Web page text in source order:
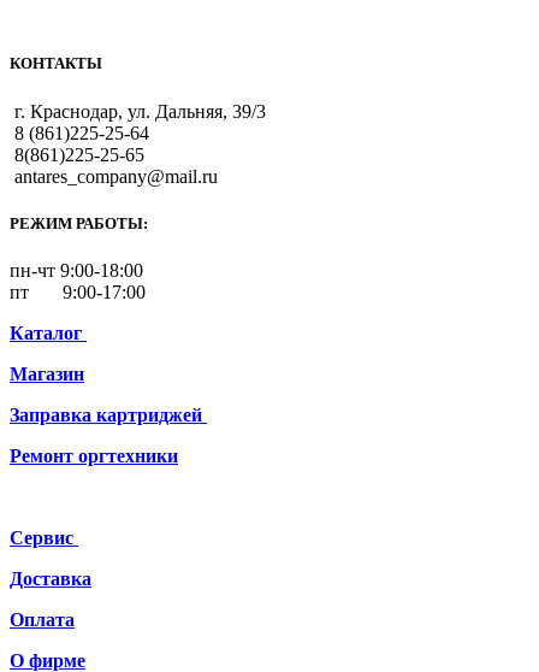
КОНТАКТЫ
г. Краснодар, ул. Дальняя, 39/3
8 (861)225-25-64
8(861)225-25-65
antares_company@mail.ru
РЕЖИМ РАБОТЫ:
пн-чт 9:00-18:00
пт 9:00-17:00
Каталог
Магазин
Заправка картриджей
Ремонт оргтехники
Сервис
Доставка
Оплата
О фирме